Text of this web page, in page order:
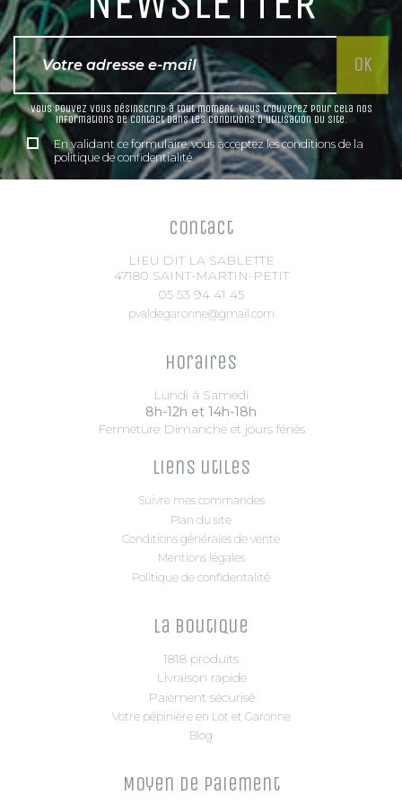
Vous pouvez vous désinscrire à tout moment. Vous trouverez pour cela nos
informations de contact dans les conditions d'utilisation du site.
En validant ce formulaire, vous acceptez les conditions de la
politique de confidentialité
Contact
LIEU DIT LA SABLETTE
47180 SAINT-MARTIN-PETIT
05 53 94 41 45
pvaldegaronne@gmail.com
Horaires
Lundi à Samedi
8h-12h et 14h-18h
Fermeture Dimanche et jours fériés
Liens utiles
Suivre mes commandes
Plan du site
Conditions générales de vente
Mentions légales
Politique de confidentalité
La boutique
1818 produits
Livraison rapide
Paiement sécurisé
Votre pépinière en Lot et Garonne
Blog
Moyen de paiement